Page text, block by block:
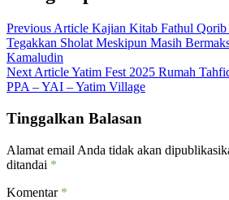
Previous Article Kajian Kitab Fathul
Tegakkan Sholat Meskipun Masih
Kamaludin
Next ArticleYatim Fest 2025 Rumah
PPA – YAI – Yatim Village
Tinggalkan Balasan
Alamat email Anda tidak akan
ditandai *
Komentar *